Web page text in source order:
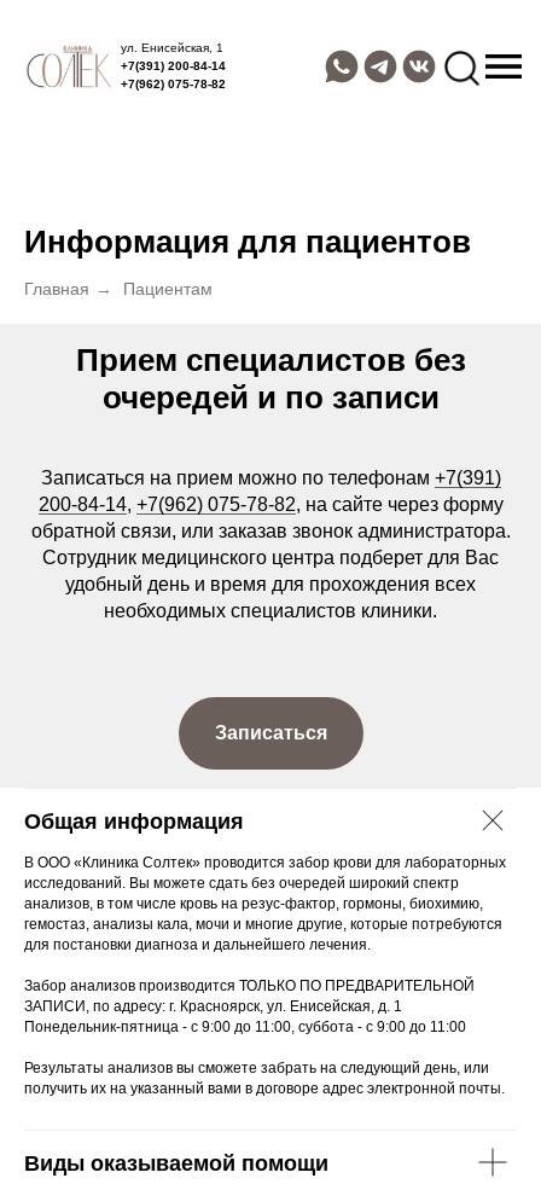
+7(962) 075-78-82
+7(391) 200-84-14
ул. Енисейская, 1
Информация для пациентов
Главная → Пациентам
Прием специалистов без
очередей и по записи
Записаться на прием можно по телефонам +7(391)
200-84-14, +7(962) 075-78-82, на сайте через форму
обратной связи, или заказав звонок администратора.
Сотрудник медицинского центра подберет для Вас
удобный день и время для прохождения всех
необходимых специалистов клиники.
Записаться
Общая информация
В ООО «Клиника Солтек» проводится забор крови для лабораторных
исследований. Вы можете сдать без очередей широкий спектр
анализов, в том числе кровь на резус-фактор, гормоны, биохимию,
гемостаз, анализы кала, мочи и многие другие, которые потребуются
для постановки диагноза и дальнейшего лечения.
Забор анализов производится ТОЛЬКО ПО ПРЕДВАРИТЕЛЬНОЙ
ЗАПИСИ, по адресу: г. Красноярск, ул. Енисейская, д. 1
Понедельник-пятница - с 9:00 до 11:00, суббота - с 9:00 до 11:00
Результаты анализов вы сможете забрать на следующий день, или
получить их на указанный вами в договоре адрес электронной почты.
Виды оказываемой помощи